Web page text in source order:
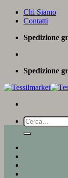
Salta
Chi Siamo
Contatti
Spedizione
Spedizione
Cerca: